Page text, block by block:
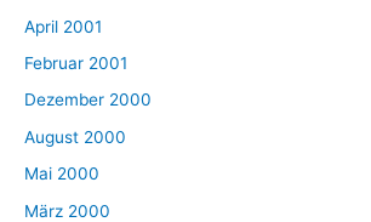
April 2001
Februar 2001
Dezember 2000
August 2000
Mai 2000
März 2000